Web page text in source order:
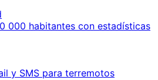
000 habitantes con estadísticas
y SMS para terremotos